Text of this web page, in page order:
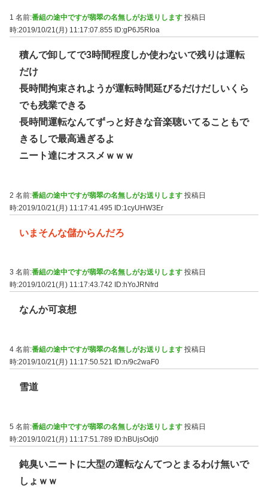
1 名前:番組の途中ですが翡翠の名無しがお送りします 投稿日
時:2019/10/21(月) 11:17:07.855
ID:gP6J5RIoa
積んで卸してで3時間程度しか使わないで残りは運転
だけ
長時間拘束されようが運転時間延びるだけだしいくら
でも残業できる
長時間運転なんてずっと好きな音楽聴いてることもで
きるしで最高過ぎるよ
ニート達にオススメｗｗｗ
2 名前:番組の途中ですが翡翠の名無しがお送りします 投稿日
時:2019/10/21(月) 11:17:41.495 ID:1cyUHW3Er
いまそんな儲からんだろ
3 名前:番組の途中ですが翡翠の名無しがお送りします 投稿日
時:2019/10/21(月) 11:17:43.742
ID:hYoJRNfrd
なんか可哀想
4 名前:番組の途中ですが翡翠の名無しがお送りします 投稿日
時:2019/10/21(月) 11:17:50.521
ID:n/9c2waF0
雪道
5 名前:番組の途中ですが翡翠の名無しがお送りします 投稿日
時:2019/10/21(月) 11:17:51.789 ID:hBUjsOdj0
鈍臭いニートに大型の運転なんてつとまるわけ無いで
しょｗｗ